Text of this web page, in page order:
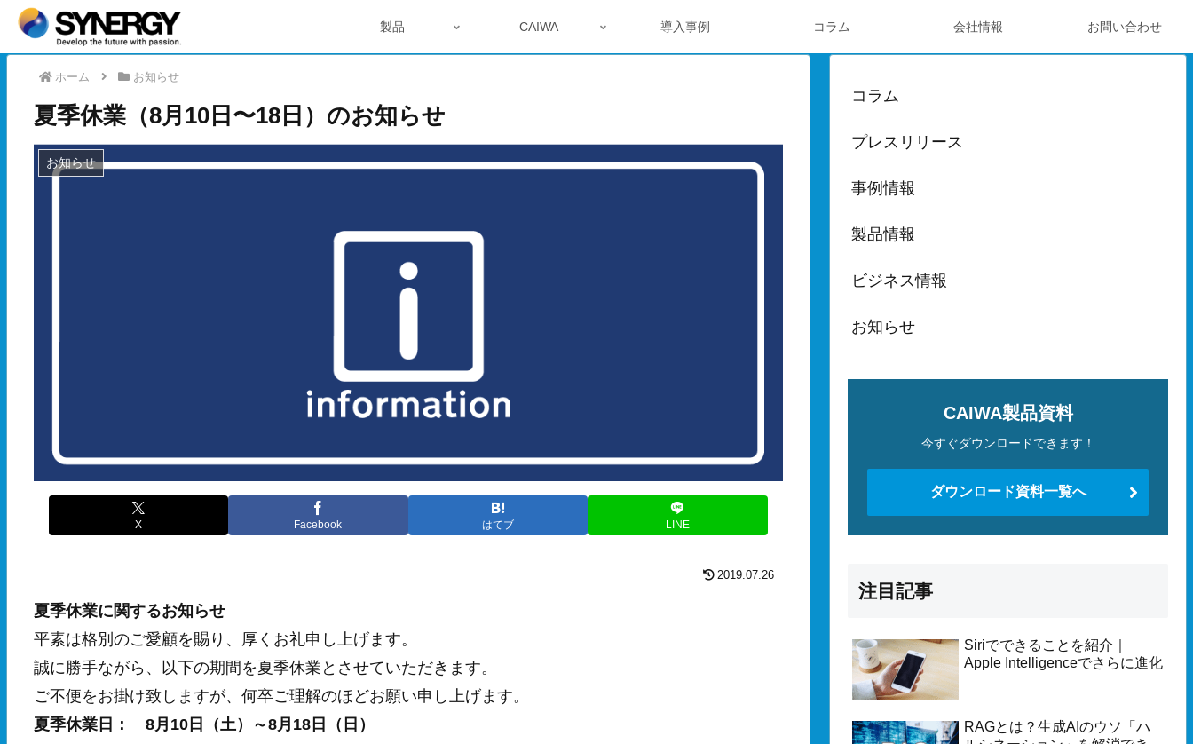
製品 CAIWA 導入事例 コラム 会社情報 お問い合わせ
ホーム お知らせ
夏季休業（8月10日〜18日）のお知らせ
お知らせ
X Facebook はてブ LINE
2019.07.26
夏季休業に関するお知らせ
平素は格別のご愛顧を賜り、厚くお礼申し上げます。
誠に勝手ながら、以下の期間を夏季休業とさせていただきます。
ご不便をお掛け致しますが、何卒ご理解のほどお願い申し上げます。
夏季休業日： 8月10日（土）～8月18日（日）
コラム
プレスリリース
事例情報
製品情報
ビジネス情報
お知らせ
CAIWA製品資料
今すぐダウンロードできます！
ダウンロード資料一覧へ
注目記事
Siriでできることを紹介｜
Apple Intelligenceでさらに進化
RAGとは？生成AIのウソ「ハ